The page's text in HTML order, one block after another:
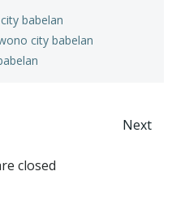
babelan
city babelan
Next
closed